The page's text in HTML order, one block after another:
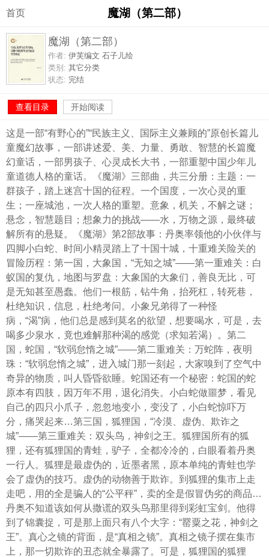
首页 魔湖（第二部）
魔湖（第二部）
作者: 伊芙编文 石子儿绘
类别: 其它分类
状态: 完结
查看目录 开始阅读
这是一部“有野心的”“民族主义、国际主义兼顾的”原创长篇儿
童魔幻故事，一部讲述爱、美、力量、勇敢、智慧的长篇魔
幻童话，一部男孩子、心灵成长大书，一部重塑中国少年儿
童道德人格的童话。《魔湖》三部曲，共三分册：主题：一
群孩子，踏上迷宫十国的征程。一个国度，一次心灵的重
生；一座城池，一次人格的重塑。意象，机关，不解之谜；
悬念，智慧题目；想象力的挑战——水，万物之源，最终破
解所有的悬疑。《魔湖》第2部故事：丹奥率领他的小伙伴与
四脚小白蛇、时间小精灵踏上了十国十城，十重难关险关的
冒险历程：第一国，大象国，“无知之城”——第一重难关：白
蚁国的复仇，地图与罗盘：大象国的大象们，善良无比，可
是无知甚至愚蠢。他们一根筋，钻牛角，抬死杠，转死巷，
杜绝知识，信息，杜绝考问。小象兄弟得了一种怪
病，“渴”病，他们总是感到莫名的欲望，想要喝水，可是，去
喝多少泉水，竟也难解那种渴的感觉（求知若渴）。第二
国，蛇国，“软弱怠惰之城”——第二重难关：万蛇阵，夜明
珠：“软弱怠惰之城”，进入城门那一刻起，大家嗅到了空气中
奇异的物质，叫人昏昏欲睡。蛇国还有一个秘密：蛇国的蛇
原本有四肢，因万年不用，退化消失。小白蛇做噩梦，看见
自己的四只小爪子，忽忽地变小，变没了，小白蛇惊吓万
分，痛哭起来…第三国，狐狸国，“冷漠、虚伪、欺诈之
城”——第三重难关：双头鸟，神剑之王。狐狸国所有的狐
狸，还有狐狸国的青蛙，驴子，全都冷冷的，白眼看着丹奥
一行人。狐狸是最虚伪的，近墨者黑，原本单纯的青蛙也学
会了虚伪的技巧。虚伪的动物善于欺诈。到狐狸的集市上走
走吧，用的全是骗人的“公平秤”，卖的全是假冒伪劣的商品…
丹奥不知道该如何从撒谎的双头鸟那里得到彩虹宝剑。他得
到了锦囊捉，可是那上面只有八个大字：“罂粟之花，神剑之
王”。真心之镜的背面，是“真相之镜”。真相之镜子摆在集市
上，那一切欺诈的丑态就全暴露了。可是，狐狸国的狐狸